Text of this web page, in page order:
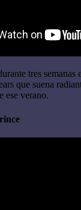
tres semanas
que suena
ese verano.